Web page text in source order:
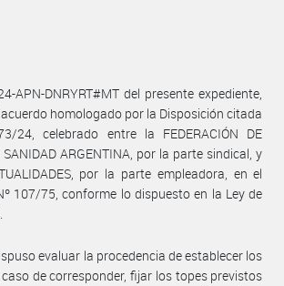
APN-DNRYRT#MT del presente expediente,
homologado por la Disposición citada
celebrado entre la FEDERACIÓN DE
SANIDAD ARGENTINA, por la parte sindical, y
por la parte empleadora, en el
107/75, conforme lo dispuesto en la Ley de
evaluar la procedencia de establecer los
de corresponder, fijar los topes previstos